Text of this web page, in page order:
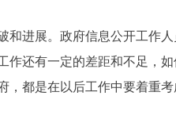
进展。政府信息公开工作人
作还有一定的差距和不足，如
都是在以后工作中要着重考